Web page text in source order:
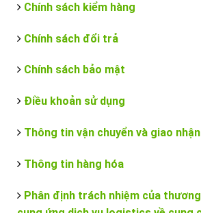
Chính sách kiểm hàng
Chính sách đổi trả
Chính sách bảo mật
Điều khoản sử dụng
Thông tin vận chuyển và giao nhận
Thông tin hàng hóa
Phân định trách nhiệm của